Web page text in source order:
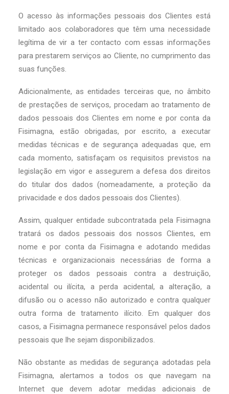
O acesso às informações pessoais dos Clientes está
limitado aos colaboradores que têm uma necessidade
legítima de vir a ter contacto com essas informações
para prestarem serviços ao Cliente, no cumprimento das
suas funções.
Adicionalmente, as entidades terceiras que, no âmbito
de prestações de serviços, procedam ao tratamento de
dados pessoais dos Clientes em nome e por conta da
Fisimagna, estão obrigadas, por escrito, a executar
medidas técnicas e de segurança adequadas que, em
cada momento, satisfaçam os requisitos previstos na
legislação em vigor e assegurem a defesa dos direitos
do titular dos dados (nomeadamente, a proteção da
privacidade e dos dados pessoais dos Clientes).
Assim, qualquer entidade subcontratada pela Fisimagna
tratará os dados pessoais dos nossos Clientes, em
nome e por conta da Fisimagna e adotando medidas
técnicas e organizacionais necessárias de forma a
proteger os dados pessoais contra a destruição,
acidental ou ilícita, a perda acidental, a alteração, a
difusão ou o acesso não autorizado e contra qualquer
outra forma de tratamento ilícito. Em qualquer dos
casos, a Fisimagna permanece responsável pelos dados
pessoais que lhe sejam disponibilizados.
Não obstante as medidas de segurança adotadas pela
Fisimagna, alertamos a todos os que navegam na
Internet que devem adotar medidas adicionais de